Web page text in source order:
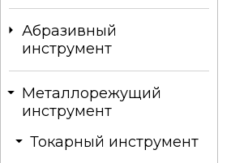
Абразивный
инструмент
Металлорежущий
инструмент
Токарный инструмент